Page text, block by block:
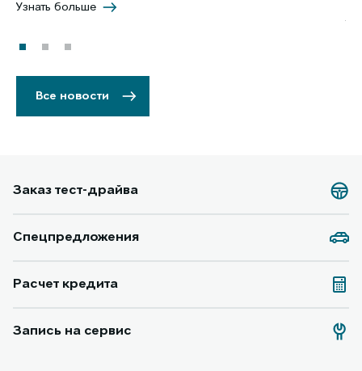
Узнать больше
Все новости
Заказ тест-драйва
Спецпредложения
Расчет кредита
Запись на сервис